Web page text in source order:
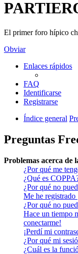
El primer foro hípico
Obviar
Enlaces rápidos
FAQ
Identificarse
Registrarse
Índice general
Preguntas
Problemas acerca de
¿Por qué me
¿Qué es
¿Por qué no
Me he
¿Por qué no
Hace un tiempo
conectarme!
¡Perdí mi
¿Por qué mi
¿Cuál es la